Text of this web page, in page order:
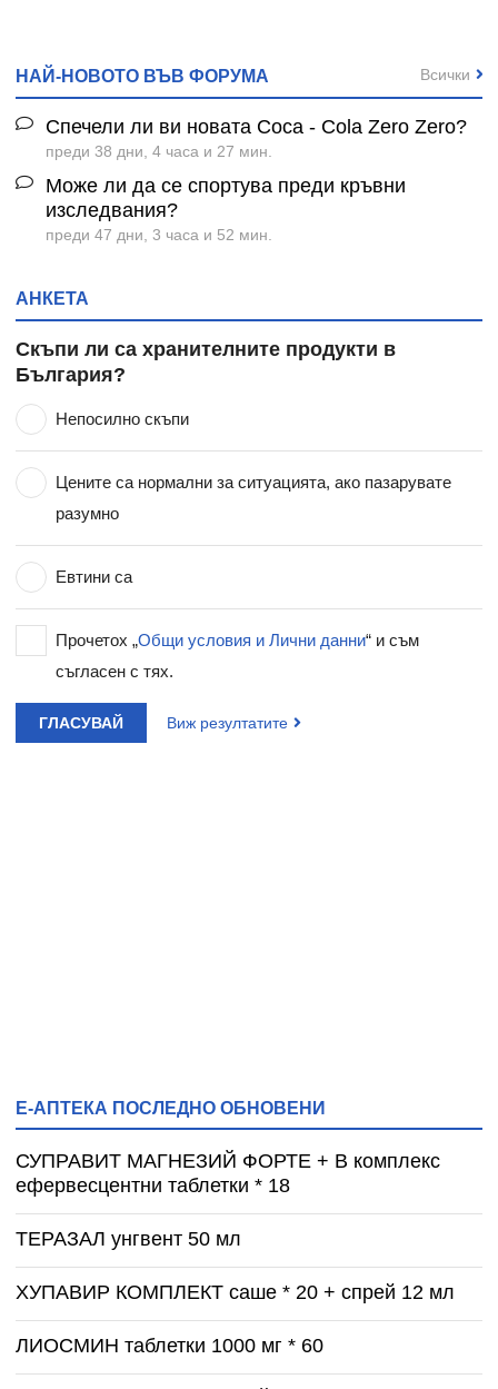
НАЙ-НОВОТО ВЪВ ФОРУМА
Спечели ли ви новата Coca - Cola Zero Zero?
преди 38 дни, 4 часа и 27 мин.
Може ли да се спортува преди кръвни
изследвания?
преди 47 дни, 3 часа и 52 мин.
Всички
АНКЕТА
Скъпи ли са хранителните продукти в
България?
Непосилно скъпи
Цените са нормални за ситуацията, ако пазарувате
разумно
Евтини са
Прочетох „Общи условия и Лични данни“ и съм
съгласен с тях.
ГЛАСУВАЙ Виж резултатите
Е-АПТЕКА ПОСЛЕДНО ОБНОВЕНИ
СУПРАВИТ МАГНЕЗИЙ ФОРТЕ + B комплекс
ефервесцентни таблетки * 18
ТЕРАЗАЛ унгвент 50 мл
ХУПАВИР КОМПЛЕКТ саше * 20 + спрей 12 мл
ЛИОСМИН таблетки 1000 мг * 60